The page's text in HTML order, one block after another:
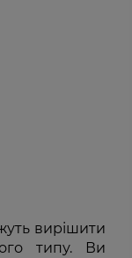
вирішити
типу. Ви